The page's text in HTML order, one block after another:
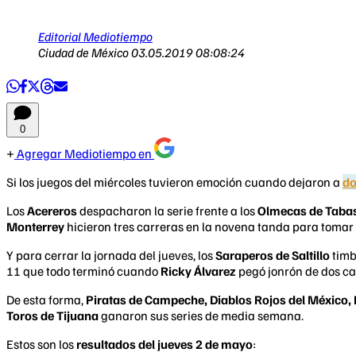
Editorial Mediotiempo
Ciudad de México03.05.2019 08:08:24
0
Agregar Mediotiempo en
Si los juegos del miércoles tuvieron emoción cuando dejaron a
LosAcererosdespacharon la serie frente a losOlmecas de
Monterrey hicieron tres carreras en la novena tanda para
Y para cerrar la jornada del jueves, losSaraperos de Saltillo
11 que todo terminó cuando Ricky Álvarez pegó jonrón de dos
De esta forma, Piratas de Campeche, Diablos Rojos del
Toros de Tijuanaganaron sus series de media semana.
Estos son los resultados del jueves 2 de mayo: